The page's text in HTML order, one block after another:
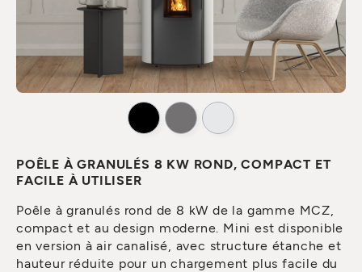
POÊLE À GRANULÉS 8 KW ROND, COMPACT ET
FACILE À UTILISER
Poêle à granulés rond de 8 kW de la gamme MCZ,
compact et au design moderne. Mini est disponible
en version à air canalisé, avec structure étanche et
hauteur réduite pour un chargement plus facile du